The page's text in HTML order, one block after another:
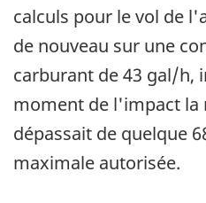
calculs pour le vol de
de nouveau sur une
carburant de 43 gal/h,
moment de l'impact la
dépassait de quelque
maximale autorisée.